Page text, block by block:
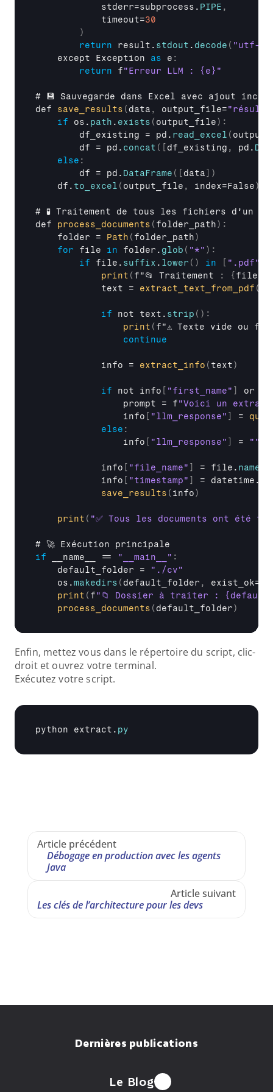
stderr=subprocess . PIPE ,
timeout=30
)
return
result . stdout . decode ( "utf-8"
except Exception as e :
return
f"Erreur LLM : {e}"
# 💾 Sauvegarde dans Excel avec ajout
def save_results ( data , output_file=
if
os . path . exists ( output_file) :
df_existing = pd . read_excel (
df = pd . concat ( df_existing , pd .
else :
df = pd . DataFrame ( data
)
df . to_excel ( output_file , index=False)
# 🧪 Traitement de tous les fichiers d’un
def process_documents ( folder_path) :
folder = Path ( folder_path)
for
file in folder . glob ( "*" ) :
if
file . suffix . lower ( ) in ".pdf"
print ( f"📂 Traitement : { file
text = extract_text_from_pdf (
if not text . strip ( ) :
print ( f"⚠️ Texte vide ou
continue
info = extract_info ( text)
if not info "first_name" or
prompt = f"Voici un extrait
info
"llm_response" =
else :
info
"llm_response" = ""
info "file_name" = file . name
info
"timestamp" = datetime .
save_results ( info)
print ( "✅ Tous les documents ont été
# 🚀 Exécution principale
if
__name__ == "__main__" :
default_folder =
"./cv"
os .makedirs ( default_folder , exist_ok=
print ( f"📁 Dossier à traiter :
process_documents ( default_folder)
Enfin, mettez vous dans le répertoire du script, clic-
droit et ouvrez votre terminal.
Exécutez votre script.
python extract . py
Article précédent
Débogage en production avec les agents
Java
Article suivant
Les clés de l’architecture pour les devs
Dernières publications
Le Blog